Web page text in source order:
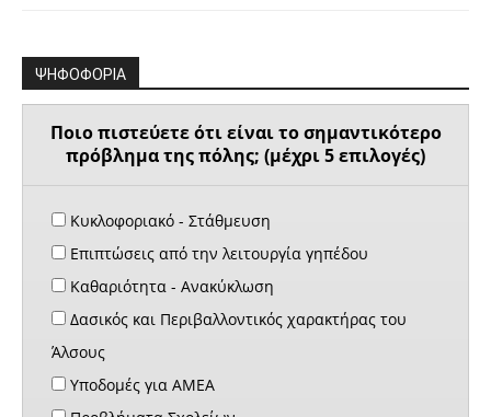
ΨΗΦΟΦΟΡΙΑ
Ποιο πιστεύετε ότι είναι το σημαντικότερο
πρόβλημα της πόλης; (μέχρι 5 επιλογές)
Κυκλοφοριακό - Στάθμευση
Επιπτώσεις από την λειτουργία γηπέδου
Καθαριότητα - Ανακύκλωση
Δασικός και Περιβαλλοντικός χαρακτήρας του
Άλσους
Υποδομές για ΑΜΕΑ